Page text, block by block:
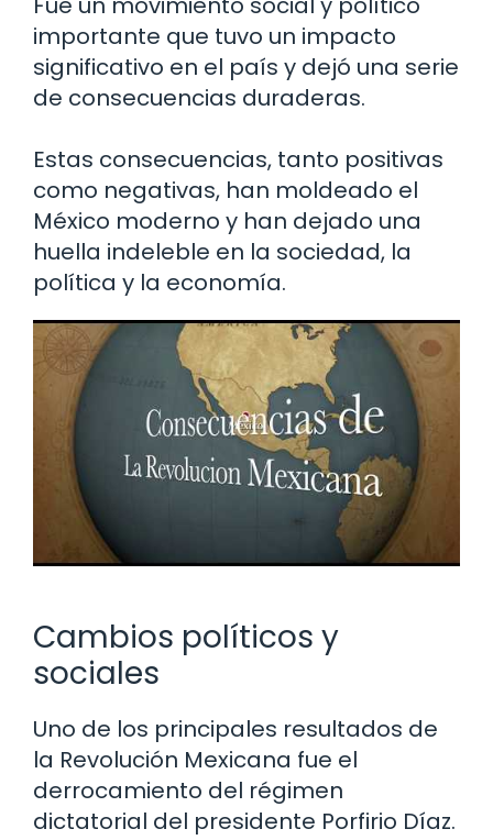
importante que tuvo un impacto
significativo en el país y dejó una serie
de consecuencias duraderas.
Estas consecuencias, tanto positivas
como negativas, han moldeado el
México moderno y han dejado una
huella indeleble en la sociedad, la
política y la economía.
Cambios políticos y
sociales
Uno de los principales resultados de
la Revolución Mexicana fue el
derrocamiento del régimen
dictatorial del presidente Porfirio Díaz.